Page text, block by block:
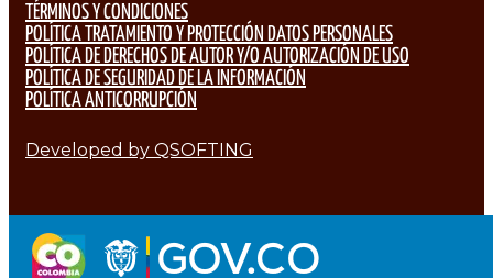
TÉRMINOS Y CONDICIONES
POLÍTICA TRATAMIENTO Y PROTECCIÓN DATOS PERSONALES
POLÍTICA DE DERECHOS DE AUTOR Y/O AUTORIZACIÓN DE USO
POLÍTICA DE SEGURIDAD DE LA INFORMACIÓN
POLÍTICA ANTICORRUPCIÓN
Developed by QSOFTING